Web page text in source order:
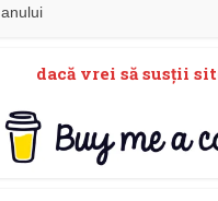
anului
dacă vrei să susţii